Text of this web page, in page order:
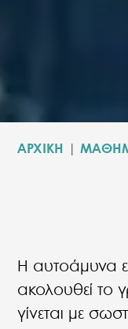
ΑΡΧΙΚΗ |
Η αυτοάμυνα
ακολουθεί το
γίνεται με